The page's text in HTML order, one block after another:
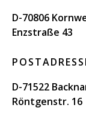
D-70806
Enzstraße 43
D-71522
Röntgenstr. 16